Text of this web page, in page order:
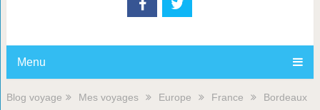
Menu
Blog voyage Mes voyages Europe France
Bordeaux